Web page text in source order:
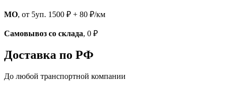
МО, от 5уп. 1500 ₽ + 80 ₽/км
Самовывоз со склада, 0 ₽
Доставка по РФ
До любой транспортной компании